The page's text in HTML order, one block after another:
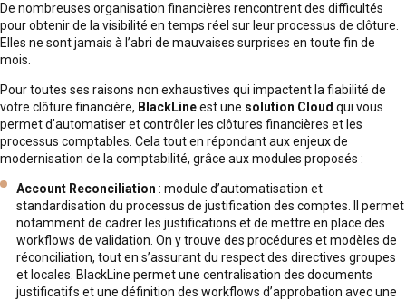
De nombreuses organisation financières rencontrent des difficultés
pour obtenir de la visibilité en temps réel sur leur processus de clôture.
Elles ne sont jamais à l’abri de mauvaises surprises en toute fin de
mois.
Pour toutes ses raisons non exhaustives qui impactent la fiabilité de
votre clôture financière, BlackLineest une solution Cloud qui vous
permet d’automatiser et contrôler les clôtures financières et les
processus comptables. Cela tout en répondant aux enjeux de
modernisation de la comptabilité, grâce aux modules proposés :
Account Reconciliation : module d’automatisation et
standardisation du processus de justification des comptes. Il permet
notamment de cadrer les justifications et de mettre en place des
workflows de validation. On y trouve des procédures et modèles de
réconciliation, tout en s’assurant du respect des directives groupes
et locales. BlackLine permet une centralisation des documents
justificatifs et une définition des workflows d’approbation avec une